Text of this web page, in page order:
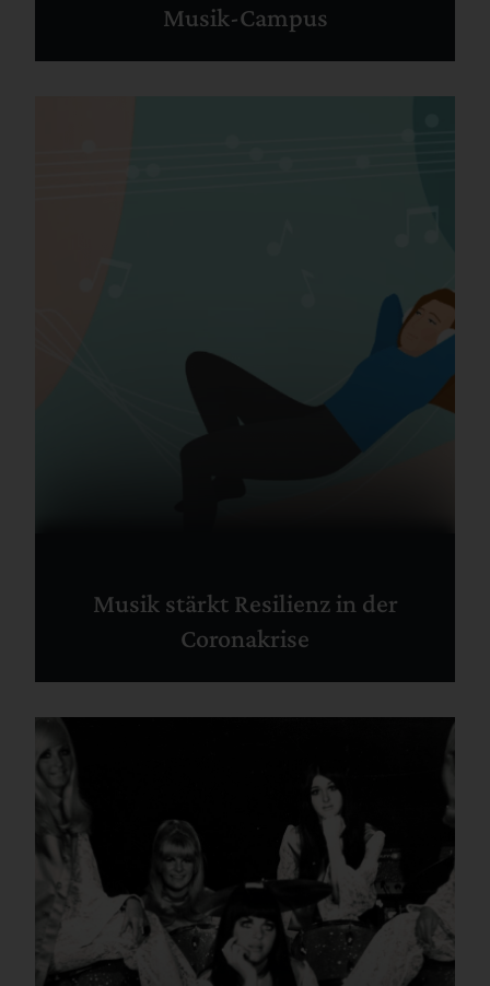
Musik-Campus
Musik stärkt Resilienz in der
Coronakrise